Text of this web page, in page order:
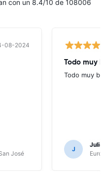
con un 8.4/10 de 108006
08-2024
José
Todo muy
Todo muy
J
Julio